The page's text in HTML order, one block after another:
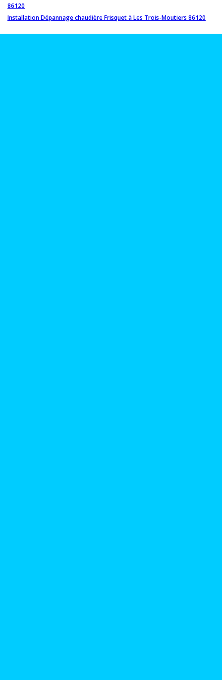
86120
Installation Dépannage chaudière Frisquet à Les Trois-Moutiers 86120